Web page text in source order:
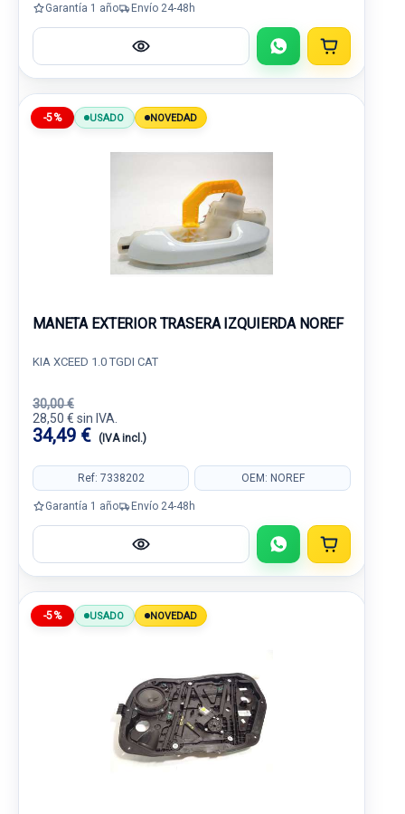
Garantía 1 año Envío 24-48h
-5% USADO NOVEDAD
MANETA EXTERIOR TRASERA IZQUIERDA NOREF
KIA XCEED 1.0 TGDI CAT
30,00 €
28,50 € sin IVA.
34,49 € (IVA incl.)
Ref: 7338202 OEM: NOREF
Garantía 1 año Envío 24-48h
-5% USADO NOVEDAD